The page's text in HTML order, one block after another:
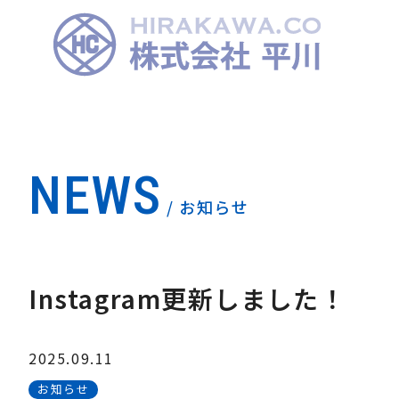
NEWS / お知らせ
Instagram更新しました！
2025.09.11
お知らせ